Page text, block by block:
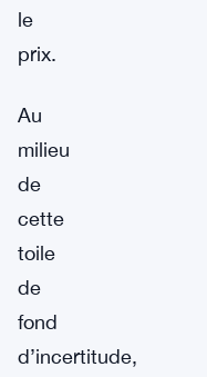
le
prix.
Au
milieu
de
cette
toile
de
fond
d’incertitude,